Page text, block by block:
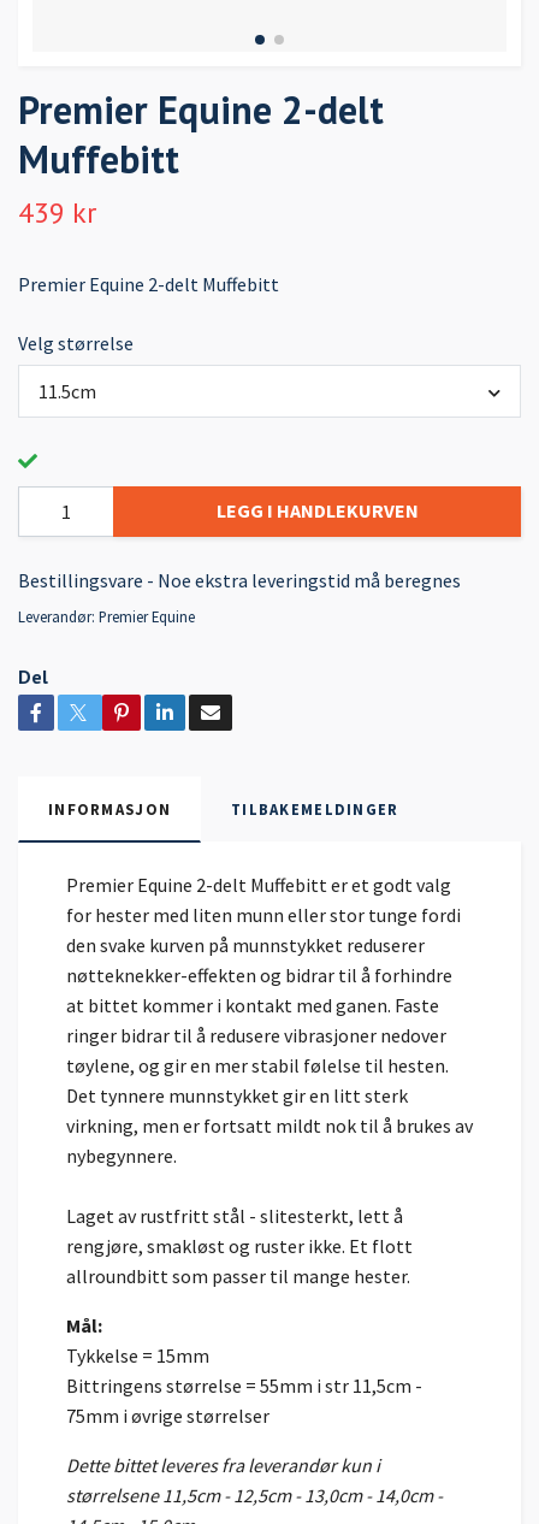
Premier Equine 2-delt
Muffebitt
439 kr
Premier Equine 2-delt Muffebitt
Velg størrelse
11.5cm
LEGG I HANDLEKURVEN
Bestillingsvare - Noe ekstra leveringstid må beregnes
Leverandør: Premier Equine
Del
INFORMASJON TILBAKEMELDINGER
Premier Equine 2-delt Muffebitt er et godt valg
for hester med liten munn eller stor tunge fordi
den svake kurven på munnstykket reduserer
nøtteknekker-effekten og bidrar til å forhindre
at bittet kommer i kontakt med ganen. Faste
ringer bidrar til å redusere vibrasjoner nedover
tøylene, og gir en mer stabil følelse til hesten.
Det tynnere munnstykket gir en litt sterk
virkning, men er fortsatt mildt nok til å brukes av
nybegynnere.
Laget av rustfritt stål - slitesterkt, lett å
rengjøre, smakløst og ruster ikke. Et flott
allroundbitt som passer til mange hester.
Mål:
Tykkelse = 15mm
Bittringens størrelse = 55mm i str 11,5cm -
75mm i øvrige størrelser
Dette bittet leveres fra leverandør kun i
størrelsene 11,5cm - 12,5cm - 13,0cm - 14,0cm -